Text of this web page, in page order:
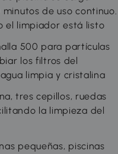
de uso continuo.
el limpiador está listo
500 para partículas
los filtros del
limpia y cristalina
tres cepillos, ruedas
la limpieza del
pequeñas, piscinas